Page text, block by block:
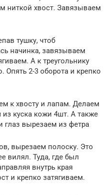
ниткой хвост. Завязываем
тушку, чтоб
начинка, завязываем
А к треугольнику
2-3 оборота и крепко
к хвосту и лапам. Делаем
куска кожи 4шт. А также
глаз вырезаем из фетра
вырезаем полоску. Это
вилял. Туда, где был
внутрь края
и крепко затягиваем.